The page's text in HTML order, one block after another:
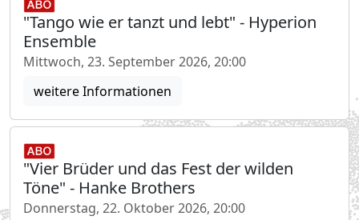
"Tango wie er tanzt und lebt" - Hyperion
Ensemble
Mittwoch, 23. September 2026, 20:00
weitere Informationen
"Vier Brüder und das Fest der wilden
Töne" - Hanke Brothers
Donnerstag, 22. Oktober 2026, 20:00